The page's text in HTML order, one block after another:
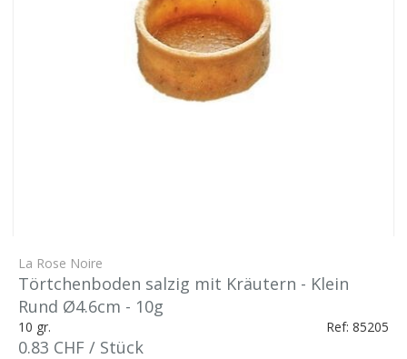
La Rose Noire
Törtchenboden salzig mit Kräutern - Klein
Rund Ø4.6cm - 10g
10 gr. Ref: 85205
0.83 CHF / Stück